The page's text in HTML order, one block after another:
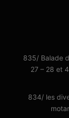
835/ Balade
27 – 28 et
834/ les